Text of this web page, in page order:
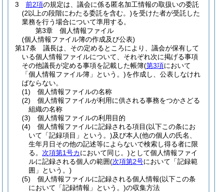
3
前2項の規定は、議会に係る匿名加工情報の取扱いの委託
(2以上の段階にわたる委託を含む。)を受けた者が受託した
業務を行う場合について準用する。
第3章
個人情報ファイル
(個人情報ファイル簿の作成及び公表)
第17条
議長は、その定めるところにより、議会が保有して
いる個人情報ファイルについて、それぞれ次に掲げる事項
その他議長が定める事項を記載した帳簿(第3項において
「個人情報ファイル簿」という。)を作成し、公表しなけれ
ばならない。
(1)
個人情報ファイルの名称
(2)
個人情報ファイルが利用に供される事務をつかさどる
組織の名称
(3)
個人情報ファイルの利用目的
(4)
個人情報ファイルに記録される項目(以下この条にお
いて「記録項目」という。)及び本人(他の個人の氏名、
生年月日その他の記述等によらないで検索し得る者に限
る。 次項第1号カにおいて同じ。)として個人情報ファイ
ルに記録される個人の範囲(次項第2号において「記録範
囲」という。)
(5)
個人情報ファイルに記録される個人情報(以下この条
において「記録情報」という。)の収集方法